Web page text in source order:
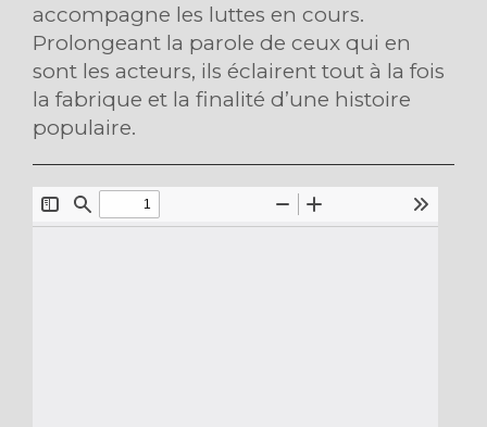
accompagne les luttes en cours.
Prolongeant la parole de ceux qui en
sont les acteurs, ils éclairent tout à la fois
la fabrique et la finalité d’une histoire
populaire.